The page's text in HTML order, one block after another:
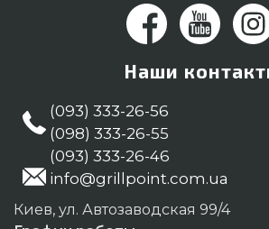
Наши
(093) 333-26-56
(098) 333-26-55
(093) 333-26-46
info@grillpoint.com.ua
Киев, ул. Автозаводская 99/4